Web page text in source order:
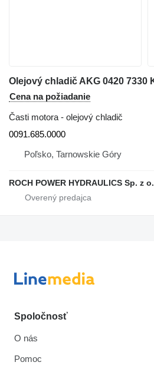
Cena na požiadanie
Časti motora - olejový chladič
0091.685.0000
Poľsko, Tarnowskie Góry
ROCH POWER HYDRAULICS Sp. z
Spoločnosť
O nás
Pomoc